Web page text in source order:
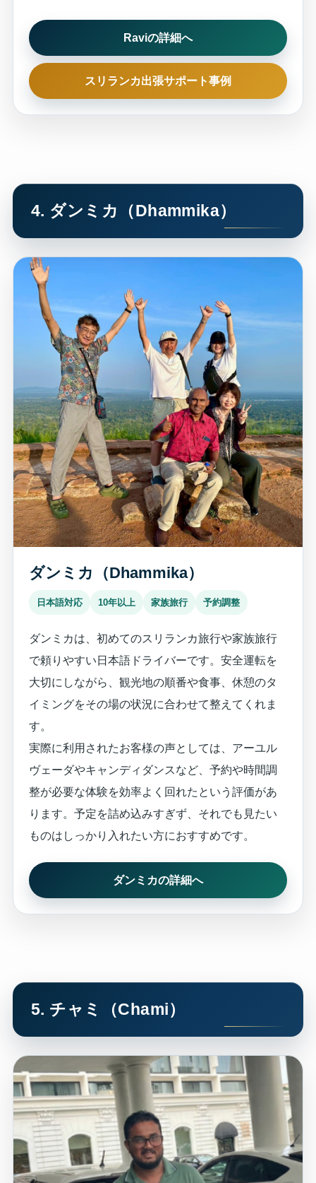
Raviの詳細へ
スリランカ出張サポート事例
4. ダンミカ（Dhammika）
ダンミカ（Dhammika）
日本語対応 10年以上 家族旅行 予約調整
ダンミカは、初めてのスリランカ旅行や家族旅行
で頼りやすい日本語ドライバーです。安全運転を
大切にしながら、観光地の順番や食事、休憩のタ
イミングをその場の状況に合わせて整えてくれま
す。
実際に利用されたお客様の声としては、アーユル
ヴェーダやキャンディダンスなど、予約や時間調
整が必要な体験を効率よく回れたという評価があ
ります。予定を詰め込みすぎず、それでも見たい
ものはしっかり入れたい方におすすめです。
ダンミカの詳細へ
5. チャミ（Chami）